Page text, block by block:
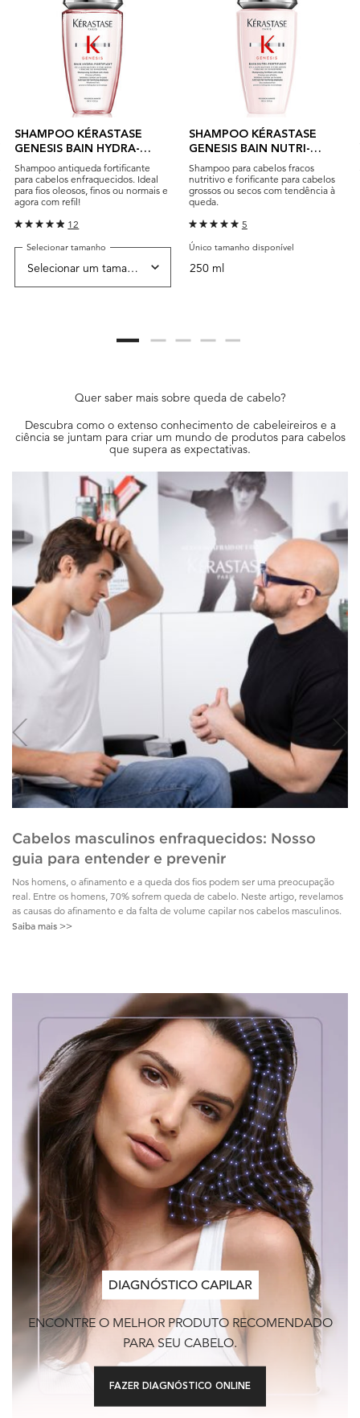
SHAMPOO KÉRASTASE
GENESIS BAIN HYDRA-
FORTIFIANT
Shampoo antiqueda fortificante
para cabelos enfraquecidos. Ideal
para fios oleosos, finos ou normais e
agora com refil!
12
Selecionar tamanho
SHAMPOO KÉRASTASE
GENESIS BAIN NUTRI-
FORTIFIANT
Shampoo para cabelos fracos
nutritivo e forificante para cabelos
grossos ou secos com tendência à
queda.
5
Único tamanho disponível
250 ml
Quer saber mais sobre queda de cabelo?
Descubra como o extenso conhecimento de cabeleireiros e a
ciência se juntam para criar um mundo de produtos para cabelos
que supera as expectativas.
Cabelos masculinos enfraquecidos: Nosso
guia para entender e prevenir
Nos homens, o afinamento e a queda dos fios podem ser uma preocupação
real. Entre os homens, 70% sofrem queda de cabelo. Neste artigo, revelamos
as causas do afinamento e da falta de volume capilar nos cabelos masculinos.
Saiba mais >>
DIAGNÓSTICO CAPILAR
ENCONTRE O MELHOR PRODUTO RECOMENDADO
PARA SEU CABELO.
FAZER DIAGNÓSTICO ONLINE